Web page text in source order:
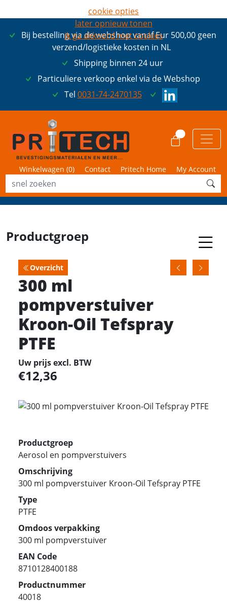
Bij bestelling via de webshop vanaf Eur 500,00 geen
verzend/logistieke kosten in NL
Shipping binnen 24 uur
Particuliere verkoop enkel via de Webshop
Tel 0031-74-2470135
Winkelwagen (0) Contact Pritech Home My Account
Productgroep
Overzicht
300 ml
pompverstuiver
Kroon-Oil Tefspray
PTFE
Uw prijs excl. BTW
12,36
Productgroep
Aerosol en pompverstuivers
Omschrijving
300 ml pompverstuiver Kroon-Oil Tefspray PTFE
Type
PTFE
Omdoos verpakking
300 ml pompverstuiver
EAN Code
8710128400188
Productnummer
40018
cookie opties
later opnieuw tonen
ik ga akkoord met cookies